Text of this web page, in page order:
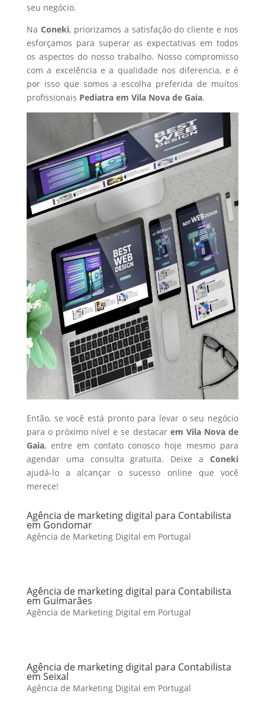
seu negócio.
Na Coneki, priorizamos a satisfação do cliente e nos
esforçamos para superar as expectativas em todos
os aspectos do nosso trabalho. Nosso compromisso
com a excelência e a qualidade nos diferencia, e é
por isso que somos a escolha preferida de muitos
profissionais Pediatraem Vila Nova de Gaia.
Então, se você está pronto para levar o seu negócio
para o próximo nível e se destacar em Vila Nova de
Gaia, entre em contato conosco hoje mesmo para
agendar uma consulta gratuita. Deixe aConeki
ajudá-lo a alcançar o sucesso online que você
merece!
Agência de marketing digital para Contabilista
em Gondomar
Agência de Marketing Digital em Portugal
Agência de marketing digital para Contabilista
em Guimarães
Agência de Marketing Digital em Portugal
Agência de marketing digital para Contabilista
em Seixal
Agência de Marketing Digital em Portugal